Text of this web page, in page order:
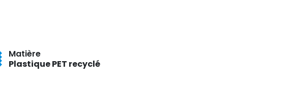
Matière
Plastique PET recyclé